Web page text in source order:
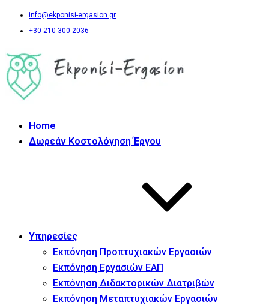
info@ekponisi-ergasion.gr
+30 210 300 2036
Home
Δωρεάν Κοστολόγηση Έργου
Υπηρεσίες
Εκπόνηση Προπτυχιακών Εργασιών
Εκπόνηση Εργασιών ΕΑΠ
Εκπόνηση Διδακτορικών Διατριβών
Εκπόνηση Μεταπτυχιακών Εργασιών